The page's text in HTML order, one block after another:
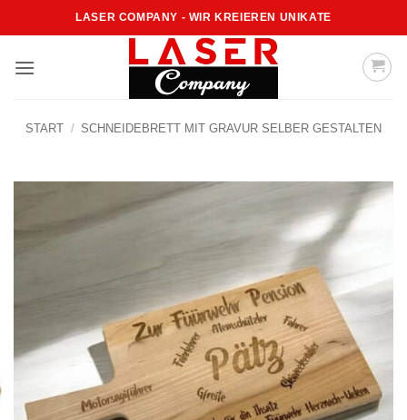
Inhalt
LASER COMPANY - WIR KREIEREN UNIKATE
START / SCHNEIDEBRETT MIT GRAVUR SELBER GESTALTEN